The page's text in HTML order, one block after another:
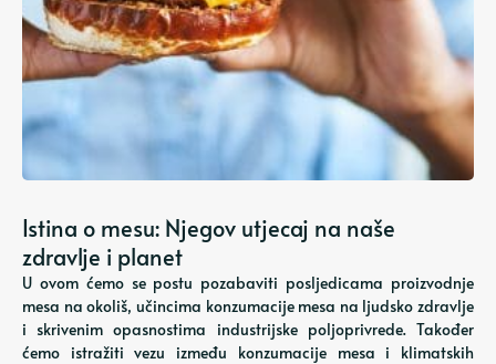
Istina o mesu: Njegov utjecaj na naše
zdravlje i planet
U ovom ćemo se postu pozabaviti posljedicama proizvodnje
mesa na okoliš, učincima konzumacije mesa na ljudsko zdravlje
i skrivenim opasnostima industrijske poljoprivrede. Također
ćemo istražiti vezu između konzumacije mesa i klimatskih